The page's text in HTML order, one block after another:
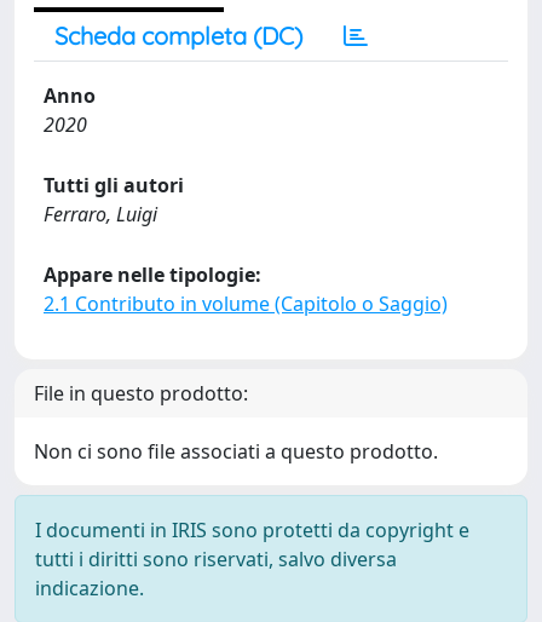
Scheda completa (DC)
Anno
2020
Tutti gli autori
Ferraro, Luigi
Appare nelle tipologie:
2.1 Contributo in volume (Capitolo o Saggio)
File in questo prodotto:
Non ci sono file associati a questo prodotto.
I documenti in IRIS sono protetti da copyright e
tutti i diritti sono riservati, salvo diversa
indicazione.